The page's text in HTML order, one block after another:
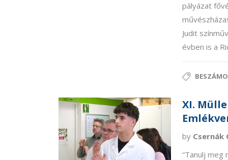
pályázat
Judit
évben is a
XI.
by Csernák
“Tanulj meg